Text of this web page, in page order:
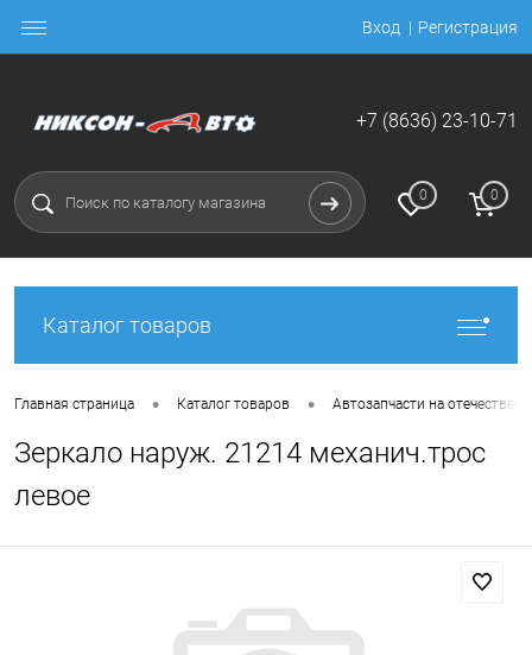
Вход Регистрация
+7 (8636) 23-10-71
0 0
Каталог товаров
Главная страница • Каталог товаров • Автозапчасти на
Зеркало наруж. 21214 механич.трос
левое